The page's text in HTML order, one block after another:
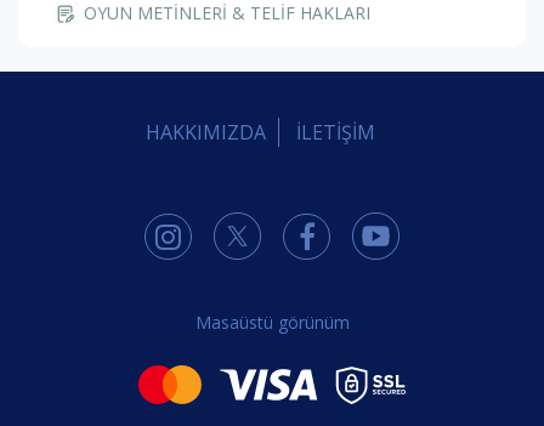
OYUN METİNLERİ & TELİF HAKLARI
HAKKIMIZDA İLETİŞİM
Masaüstü görünüm